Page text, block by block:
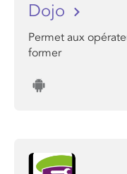
Dojo
Permet aux
former